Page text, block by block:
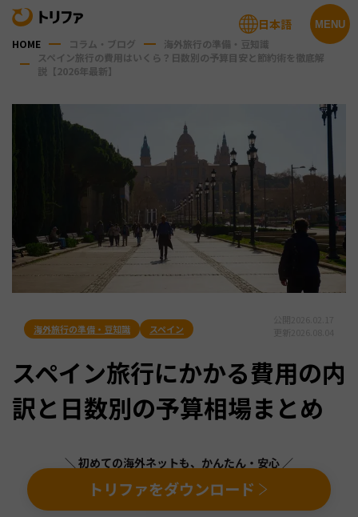
MENU
日本語
HOME コラム・ブログ
海外旅行の準備・豆知識
スペイン旅行の費用はいくら？日数別の予算目安と節約術を徹底解
説【2026年最新】
海外旅行の準備・豆知識 スペイン
スペイン旅行にかかる費用の内
訳と日数別の予算相場まとめ
＼ 初めての海外ネットも、かんたん・安心 ／
トリファをダウンロード